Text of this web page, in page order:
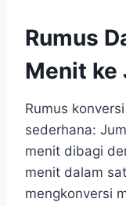
Rumus
Menit ke
Rumus
sederhana:
menit dibagi
menit dalam
mengkonversi